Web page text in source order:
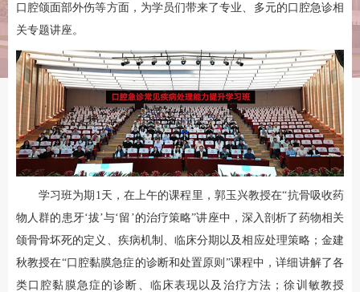
口腔颌面部外伤等方面，为学员们带来了专业、多元的口腔急诊相
关专题讲座。
学习班为期1天，在上午的课程里，郭玉兴教授在“抗骨吸收药
物人群的患牙‘拔’与‘留’的治疗策略”讲座中，深入剖析了药物相关
颌骨骨坏死的定义、疾病机制、临床分期以及相应处理策略；金建
秋教授在“口腔黏膜急症的诊断和处置原则”课程中，详细讲解了各
类口腔黏膜急症的诊断、临床表现以及治疗方法；徐训敏教授